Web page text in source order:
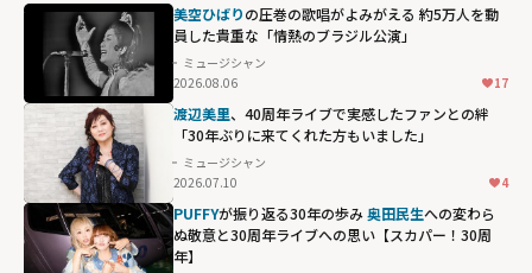
美空ひばりの圧巻の歌唱がよみがえる 約5万人を動
員した貴重な「情熱のブラジル公演」
ミュージシャン
2026.08.06
17
渡辺美里、40周年ライブで実感したファンとの絆
「30年ぶりに来てくれた方もいました」
ミュージシャン
2026.07.10
4
PUFFYが振り返る30年の歩み奥田民生への変わら
ぬ敬意と30周年ライブへの思い【スカパー！30周
年】